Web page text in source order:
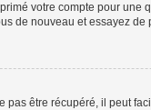
votre compte pour
de nouveau et essayez
pas être récupéré, il peut